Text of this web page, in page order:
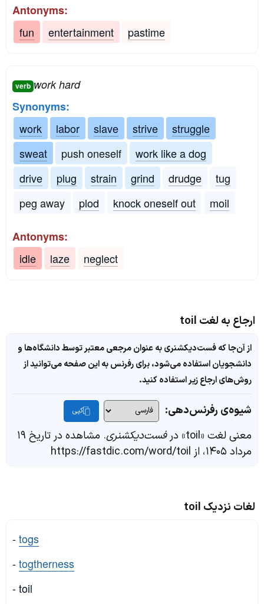
Antonyms:
fun
entertainment pastime
verb work hard
Synonyms:
work
labor slave strive
struggle
sweat
push oneself
work like a dog
drive
plug strain grind drudge
tug
peg away
plod knock oneself out moil
Antonyms:
idle
laze neglect
ارجاع به لغت toil
از آن‌جا که فست‌دیکشنری به عنوان مرجعی معتبر توسط دانشگاه‌ها و
دانشجویان استفاده می‌شود، برای رفرنس به این صفحه می‌توانید از
روش‌های ارجاع زیر استفاده کنید.
شیوه‌ی رفرنس‌دهی: کپی
معنی لغت «toil» در فست‌دیکشنری
. مشاهده در تاریخ ۱۹
مرداد ۱۴۰۵، از https://fastdic.com/word/toil
لغات نزدیک toil
-togs
-togtherness
- toil